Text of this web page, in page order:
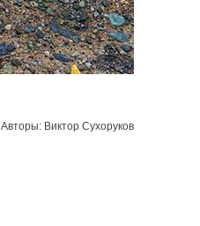
Авторы: Виктор Сухоруков